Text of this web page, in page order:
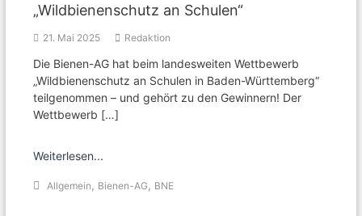
„Wildbienenschutz an Schulen“
21. Mai 2025 Redaktion
Die Bienen-AG hat beim landesweiten Wettbewerb
„Wildbienenschutz an Schulen in Baden-Württemberg“
teilgenommen – und gehört zu den Gewinnern! Der
Wettbewerb […]
Weiterlesen...
Allgemein , Bienen-AG , BNE